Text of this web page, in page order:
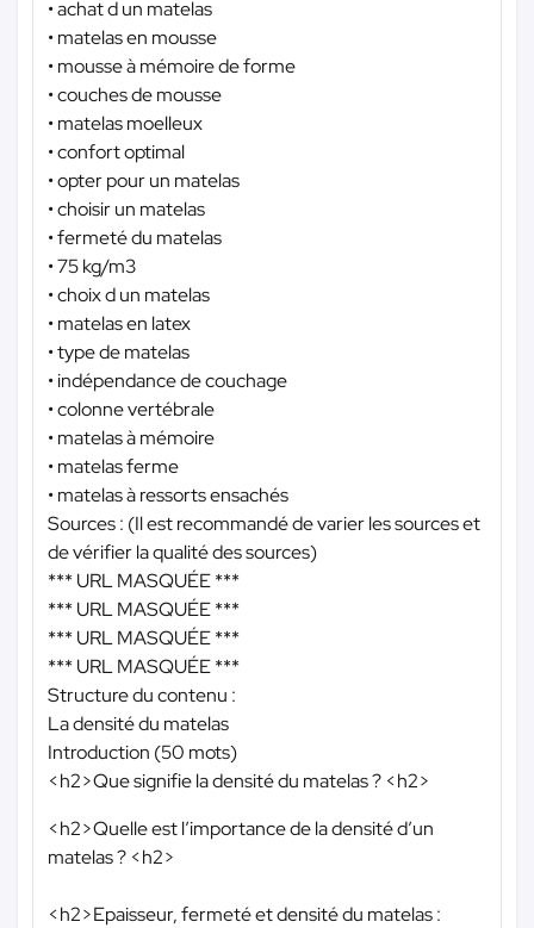
• achat d un matelas
• matelas en mousse
• mousse à mémoire de forme
• couches de mousse
• matelas moelleux
• confort optimal
• opter pour un matelas
• choisir un matelas
• fermeté du matelas
• 75 kg/m3
• choix d un matelas
• matelas en latex
• type de matelas
• indépendance de couchage
• colonne vertébrale
• matelas à mémoire
• matelas ferme
• matelas à ressorts ensachés
Sources : (Il est recommandé de varier les sources et
de vérifier la qualité des sources)
*** URL MASQUÉE ***
*** URL MASQUÉE ***
*** URL MASQUÉE ***
*** URL MASQUÉE ***
Structure du contenu :
La densité du matelas
Introduction (50 mots)
<h2>Que signifie la densité du matelas ? <h2>
<h2>Quelle est l’importance de la densité d’un
matelas ? <h2>
<h2>Epaisseur, fermeté et densité du matelas :